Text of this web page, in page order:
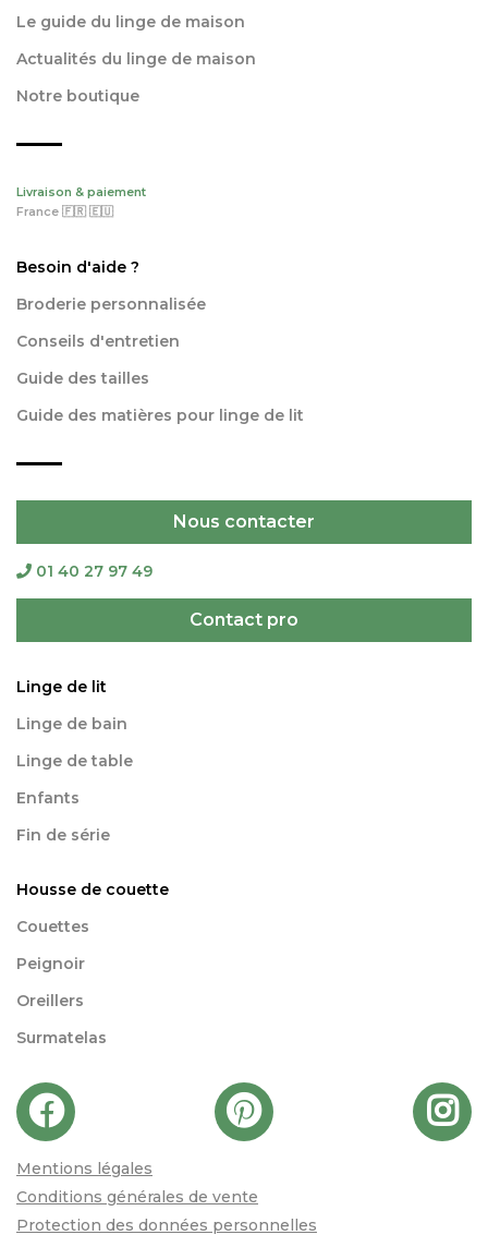
Le guide du linge de maison
Actualités du linge de maison
Notre boutique
Livraison & paiement
France 🇫🇷 🇪🇺
Besoin d'aide ?
Broderie personnalisée
Conseils d'entretien
Guide des tailles
Guide des matières pour linge de lit
Nous contacter
01 40 27 97 49
Contact pro
Linge de lit
Linge de bain
Linge de table
Enfants
Fin de série
Housse de couette
Couettes
Peignoir
Oreillers
Surmatelas
Mentions légales
Conditions générales de vente
Protection des données personnelles